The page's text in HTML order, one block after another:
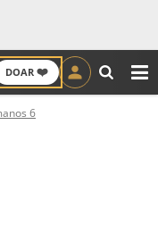
DOAR ❤️
6